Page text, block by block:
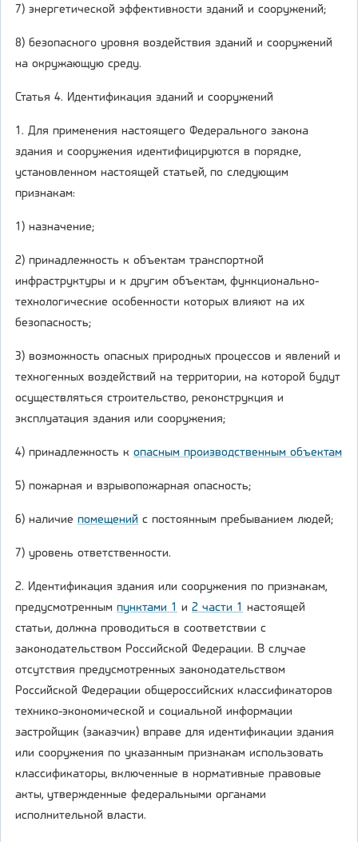
7) энергетической эффективности зданий и сооружений;
8) безопасного уровня воздействия зданий и сооружений
на окружающую среду.
Статья 4. Идентификация зданий и сооружений
1. Для применения настоящего Федерального закона
здания и сооружения идентифицируются в порядке,
установленном настоящей статьей, по следующим
признакам:
1) назначение;
2) принадлежность к объектам транспортной
инфраструктуры и к другим объектам, функционально-
технологические особенности которых влияют на их
безопасность;
3) возможность опасных природных процессов и явлений и
техногенных воздействий на территории, на которой будут
осуществляться строительство, реконструкция и
эксплуатация здания или сооружения;
4) принадлежность к опасным производственным объектам
5) пожарная и взрывопожарная опасность;
6) наличие помещений с постоянным пребыванием людей;
7) уровень ответственности.
2. Идентификация здания или сооружения по признакам,
предусмотренным пунктами 1 и 2 части 1 настоящей
статьи, должна проводиться в соответствии с
законодательством Российской Федерации. В случае
отсутствия предусмотренных законодательством
Российской Федерации общероссийских классификаторов
технико-экономической и социальной информации
застройщик (заказчик) вправе для идентификации здания
или сооружения по указанным признакам использовать
классификаторы, включенные в нормативные правовые
акты, утвержденные федеральными органами
исполнительной власти.